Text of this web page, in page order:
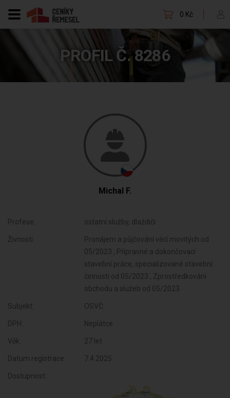
0 Kč
PROFIL Č. 8286
Michal F.
Profese: ostatní služby, dlaždiči
Živnosti:
Pronájem a půjčování věcí movitých od
05/2023 , Přípravné a dokončovací
stavební práce, specializované stavební
činnosti od 05/2023 , Zprostředkování
obchodu a služeb od 05/2023
Subjekt: OSVČ
DPH: Neplátce
Věk: 27 let
Datum registrace: 7.4.2025
Dostupnost: